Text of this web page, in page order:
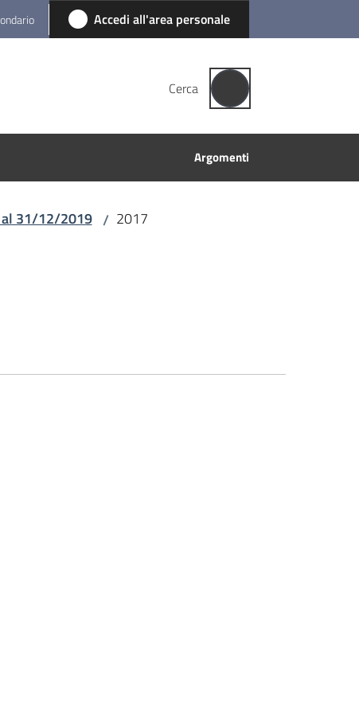
Accedi all'area personale
Cerca
Argomenti
al 31/12/2019 / 2017